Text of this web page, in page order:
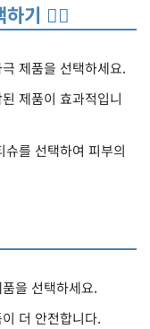
기 🧖‍♀️
제품을 선택하세요.
제품이 효과적입니
를 선택하여 피부의
을 선택하세요.
더 안전합니다.